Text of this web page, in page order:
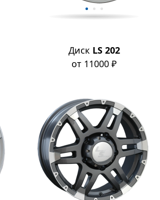
Диск LS 202
от 11000 ₽